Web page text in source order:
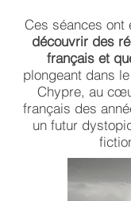
Ces séances ont
découvrir des
français et
plongeant dans
Chypre, au
français des
un futur